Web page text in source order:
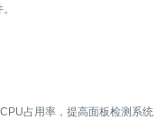
占用率，提高面板检测系统